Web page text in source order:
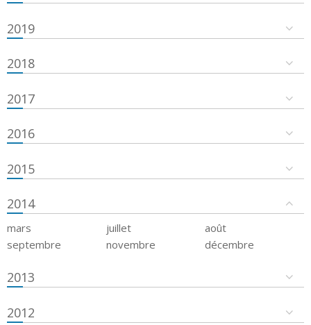
2019
2018
2017
2016
2015
2014
mars juillet
août
septembre
novembre décembre
2013
2012